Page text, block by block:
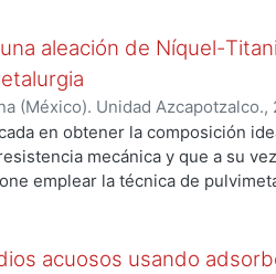
aleación de Níquel-
(México). Unidad Azcapotzalco.,
en obtener la composición
mecánica y que a su
emplear la técnica de
con morfología
mecánicas elevadas y
acuosos usando